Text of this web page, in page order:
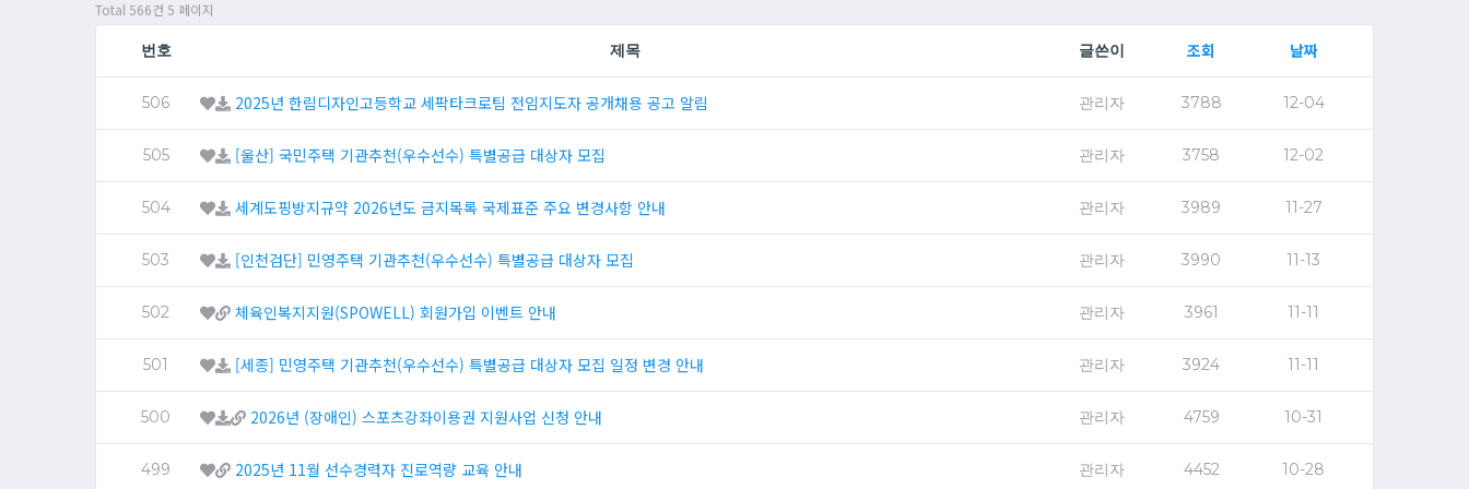
Total 566건 5 페이지
번호 제목 글쓴이 조회 날짜
506 2025년 한림디자인고등학교 세팍타크로팀 전임지도자 공개채용 공고 알림 관리자 3788 12-04
505 [울산] 국민주택 기관추천(우수선수) 특별공급 대상자 모집 관리자 3758 12-02
504 세계도핑방지규약 2026년도 금지목록 국제표준 주요 변경사항 안내 관리자 3989 11-27
503 [인천검단] 민영주택 기관추천(우수선수) 특별공급 대상자 모집 관리자 3990 11-13
502 체육인복지지원(SPOWELL) 회원가입 이벤트 안내 관리자 3961 11-11
501 [세종] 민영주택 기관추천(우수선수) 특별공급 대상자 모집 일정 변경 안내 관리자 3924 11-11
500 2026년 (장애인) 스포츠강좌이용권 지원사업 신청 안내 관리자 4759 10-31
499 2025년 11월 선수경력자 진로역량 교육 안내 관리자 4452 10-28